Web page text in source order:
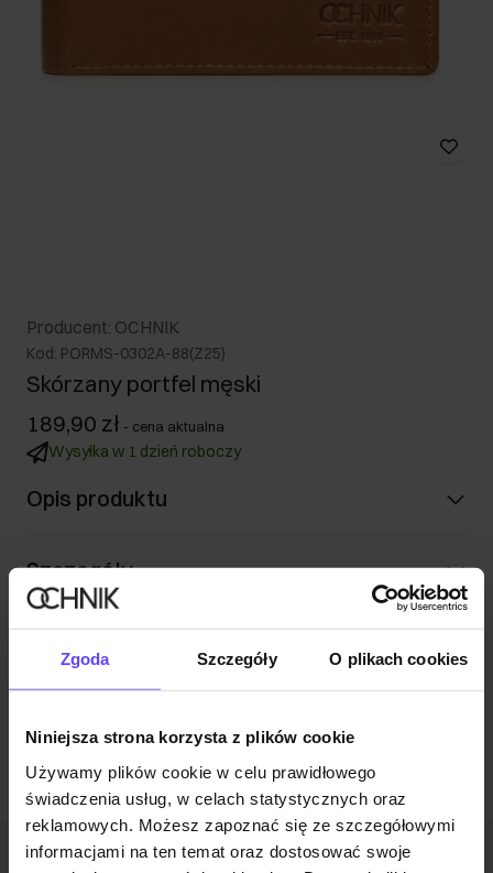
Zgoda Szczegóły O plikach cookies
Niniejsza strona korzysta z plików cookie
Używamy plików cookie w celu prawidłowego
świadczenia usług, w celach statystycznych oraz
reklamowych. Możesz zapoznać się ze szczegółowymi
informacjami na ten temat oraz dostosować swoje
Producent: OCHNIK
Kod: PORMS-0302A-88(Z25)
Skórzany portfel męski
189,90 zł - cena aktualna
Wysyłka w 1 dzień roboczy
Opis produktu
Szczegóły